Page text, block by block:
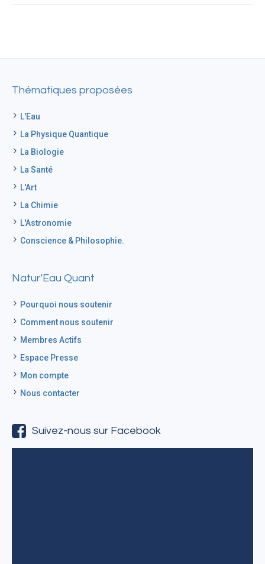
Thématiques proposées
L'Eau
La Physique Quantique
La Biologie
La Santé
L'Art
La Chimie
L'Astronomie
Conscience & Philosophie.
Natur’Eau Quant
Pourquoi nous soutenir
Comment nous soutenir
Membres Actifs
Espace Presse
Mon compte
Nous contacter
Suivez-nous sur Facebook